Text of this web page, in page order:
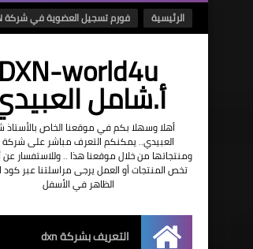
الرئيسية فورم تسجيل العضوية في شركة DXN الآن..
DXN-world4u
أ.شامل
أهلا وسهلا بكم في موقعنا الخاص
ومنتجاتها من خلال موقعنا هذا .. وللاستفسار
تخص المنتجات أو العمل يرجى مراسلتنا عبر كود
الظاهر في الأسفل
الرئيسية
التعريف بشركة dxn